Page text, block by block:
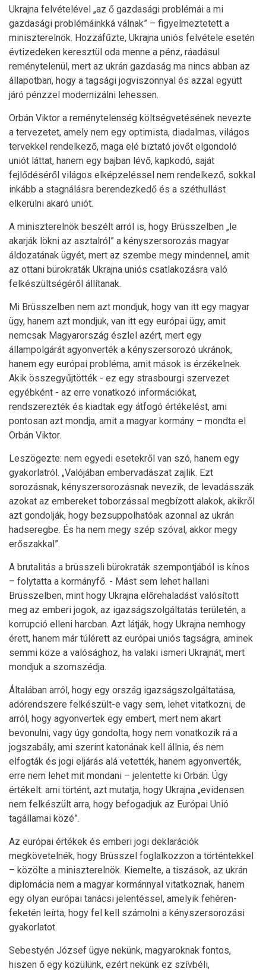
Ukrajna felvételével „az ő gazdasági problémái a mi
gazdasági problémáinkká válnak” – figyelmeztetett a
miniszterelnök. Hozzáfűzte, Ukrajna uniós felvétele esetén
évtizedeken keresztül oda menne a pénz, ráadásul
reménytelenül, mert az ukrán gazdaság ma nincs abban az
állapotban, hogy a tagsági jogviszonnyal és azzal együtt
járó pénzzel modernizálni lehessen.
Orbán Viktor a reménytelenség költségvetésének nevezte
a tervezetet, amely nem egy optimista, diadalmas, világos
tervekkel rendelkező, maga elé biztató jövőt elgondoló
uniót láttat, hanem egy bajban lévő, kapkodó, saját
fejlődéséről világos elképzeléssel nem rendelkező, sokkal
inkább a stagnálásra berendezkedő és a széthullást
elkerülni akaró uniót.
A miniszterelnök beszélt arról is, hogy Brüsszelben „le
akarják lökni az asztalról” a kényszersorozás magyar
áldozatának ügyét, mert az szembe megy mindennel, amit
az ottani bürokraták Ukrajna uniós csatlakozásra való
felkészültségéről állítanak.
Mi Brüsszelben nem azt mondjuk, hogy van itt egy magyar
ügy, hanem azt mondjuk, van itt egy európai ügy, amit
nemcsak Magyarország észlel azért, mert egy
állampolgárát agyonverték a kényszersorozó ukránok,
hanem egy európai probléma, amit mások is érzékelnek.
Akik összegyűjtötték - ez egy strasbourgi szervezet
egyébként - az erre vonatkozó információkat,
rendszerezték és kiadtak egy átfogó értékelést, ami
pontosan azt mondja, amit a magyar kormány – mondta el
Orbán Viktor.
Leszögezte: nem egyedi esetekről van szó, hanem egy
gyakorlatról. „Valójában embervadászat zajlik. Ezt
sorozásnak, kényszersorozásnak nevezik, de levadásszák
azokat az embereket toborzással megbízott alakok, akikről
azt gondolják, hogy bezsuppolhatóak azonnal az ukrán
hadseregbe. És ha nem megy szép szóval, akkor megy
erőszakkal”.
A brutalitás a brüsszeli bürokraták szempontjából is kínos
– folytatta a kormányfő. - Mást sem lehet hallani
Brüsszelben, mint hogy Ukrajna előrehaladást valósított
meg az emberi jogok, az igazságszolgáltatás területén, a
korrupció elleni harcban. Azt látják, hogy Ukrajna nemhogy
érett, hanem már túlérett az európai uniós tagságra, aminek
semmi köze a valósághoz, ha valaki ismeri Ukrajnát, mert
mondjuk a szomszédja.
Általában arról, hogy egy ország igazságszolgáltatása,
adórendszere felkészült-e vagy sem, lehet vitatkozni, de
arról, hogy agyonvertek egy embert, mert nem akart
bevonulni, vagy úgy gondolta, hogy nem vonatkozik rá a
jogszabály, ami szerint katonának kell állnia, és nem
elfogták és jogi eljárás alá vetették, hanem agyonverték,
erre nem lehet mit mondani – jelentette ki Orbán. Úgy
értékelt: ami történt, azt mutatja, hogy Ukrajna „evidensen
nem felkészült arra, hogy befogadjuk az Európai Unió
tagállamai közé”.
Az európai értékek és emberi jogi deklarációk
megkövetelnék, hogy Brüsszel foglalkozzon a történtekkel
– közölte a miniszterelnök. Kiemelte, a tiszások, az ukrán
diplomácia nem a magyar kormánnyal vitatkoznak, hanem
egy olyan európai tanácsi jelentéssel, amelyik fehéren-
feketén leírta, hogy fel kell számolni a kényszersorozási
gyakorlatot.
Sebestyén József ügye nekünk, magyaroknak fontos,
hiszen ő egy közülünk, ezért nekünk ez szívbéli,